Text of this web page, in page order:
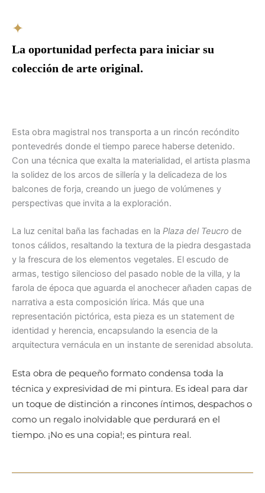
✦
La oportunidad perfecta para iniciar su
colección de arte original.
Esta obra magistral nos transporta a un rincón recóndito
pontevedrés donde el tiempo parece haberse detenido.
Con una técnica que exalta la materialidad, el artista plasma
la solidez de los arcos de sillería y la delicadeza de los
balcones de forja, creando un juego de volúmenes y
perspectivas que invita a la exploración.
La luz cenital baña las fachadas en la Plaza del Teucro de
tonos cálidos, resaltando la textura de la piedra desgastada
y la frescura de los elementos vegetales. El escudo de
armas, testigo silencioso del pasado noble de la villa, y la
farola de época que aguarda el anochecer añaden capas de
narrativa a esta composición lírica. Más que una
representación pictórica, esta pieza es un statement de
identidad y herencia, encapsulando la esencia de la
arquitectura vernácula en un instante de serenidad absoluta.
Esta obra de pequeño formato condensa toda la
técnica y expresividad de mi pintura. Es ideal para dar
un toque de distinción a rincones íntimos, despachos o
como un regalo inolvidable que perdurará en el
tiempo. ¡No es una copia!; es pintura real.